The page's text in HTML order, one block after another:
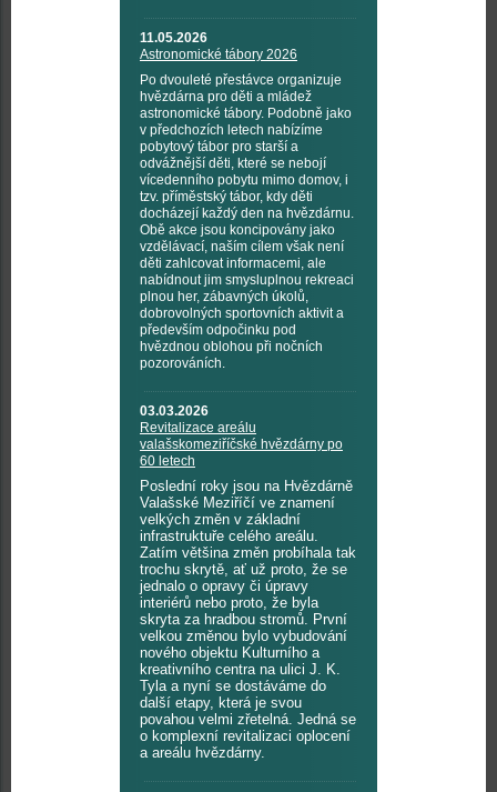
11.05.2026
Astronomické tábory 2026
Po dvouleté přestávce organizuje
hvězdárna pro děti a mládež
astronomické tábory. Podobně jako
v předchozích letech nabízíme
pobytový tábor pro starší a
odvážnější děti, které se nebojí
vícedenního pobytu mimo domov, i
tzv. příměstský tábor, kdy děti
docházejí každý den na hvězdárnu.
Obě akce jsou koncipovány jako
vzdělávací, naším cílem však není
děti zahlcovat informacemi, ale
nabídnout jim smysluplnou rekreaci
plnou her, zábavných úkolů,
dobrovolných sportovních aktivit a
především odpočinku pod
hvězdnou oblohou při nočních
pozorováních.
03.03.2026
Revitalizace areálu
valašskomeziříčské hvězdárny po
60 letech
Poslední roky jsou na Hvězdárně
Valašské Meziříčí ve znamení
velkých změn v základní
infrastruktuře celého areálu.
Zatím většina změn probíhala tak
trochu skrytě, ať už proto, že se
jednalo o opravy či úpravy
interiérů nebo proto, že byla
skryta za hradbou stromů. První
velkou změnou bylo vybudování
nového objektu Kulturního a
kreativního centra na ulici J. K.
Tyla a nyní se dostáváme do
další etapy, která je svou
povahou velmi zřetelná. Jedná se
o komplexní revitalizaci oplocení
a areálu hvězdárny.